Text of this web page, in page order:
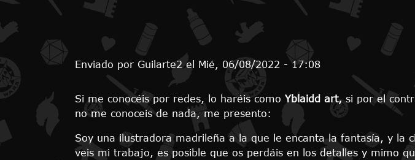
Enviado por Guilarte2 el Mié, 06/08/2022 - 17:08
Si me conocéis por redes, lo haréis como Yblaidd art,si por el
no me conoceis de nada, me presento:
Soy una ilustradora madrileña a la que le encanta la fantasía, y la
veis mi trabajo, es posible que os perdáis en los detalles y mimo